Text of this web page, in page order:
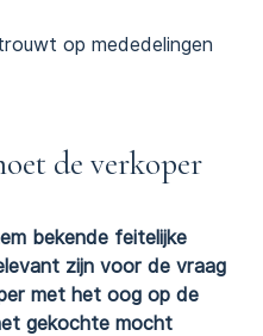
op mededelingen
de verkoper
bekende feitelijke
zijn voor de vraag
met het oog op de
gekochte mocht